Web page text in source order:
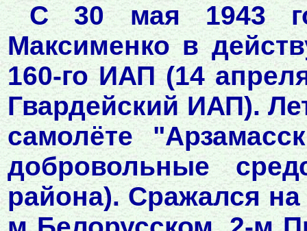
С 30 мая 1943
Максименко в
160-го ИАП (14
Гвардейский ИАП).
самолёте
добровольные
района). Сражался